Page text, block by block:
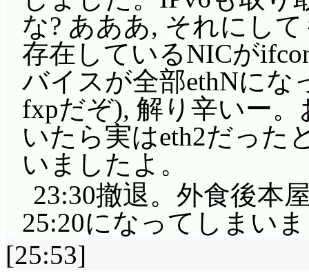
な? あああ, それにし
存在しているNICが
バイスが全部ethNにな
fxpだぞ), 解り辛いー
いたら実はeth2だった
いましたよ。
23:30撤退。外食後本
25:20になってしまい
[25:53]